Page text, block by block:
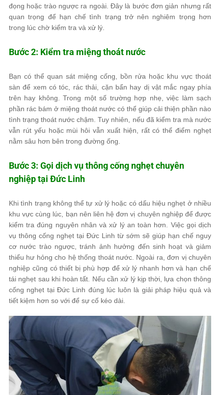
đọng hoặc trào ngược ra ngoài. Đây là bước đơn giản nhưng rất
quan trọng để hạn chế tình trạng trở nên nghiêm trọng hơn
trong lúc chờ kiểm tra và xử lý.
Bước 2: Kiểm tra miệng thoát nước
Bạn có thể quan sát miệng cống, bồn rửa hoặc khu vực thoát
sàn để xem có tóc, rác thải, cặn bẩn hay dị vật mắc ngay phía
trên hay không. Trong một số trường hợp nhẹ, việc làm sạch
phần rác bám ở miệng thoát nước có thể giúp cải thiện phần nào
tình trạng thoát nước chậm. Tuy nhiên, nếu đã kiểm tra mà nước
vẫn rút yếu hoặc mùi hôi vẫn xuất hiện, rất có thể điểm nghẹt
nằm sâu hơn bên trong đường ống.
Bước 3: Gọi dịch vụ thông cống nghẹt chuyên
nghiệp tại Đức Linh
Khi tình trạng không thể tự xử lý hoặc có dấu hiệu nghẹt ở nhiều
khu vực cùng lúc, bạn nên liên hệ đơn vị chuyên nghiệp để được
kiểm tra đúng nguyên nhân và xử lý an toàn hơn. Việc gọi dịch
vụ thông cống nghẹt tại Đức Linh từ sớm sẽ giúp hạn chế nguy
cơ nước trào ngược, tránh ảnh hưởng đến sinh hoạt và giảm
thiểu hư hỏng cho hệ thống thoát nước. Ngoài ra, đơn vị chuyên
nghiệp cũng có thiết bị phù hợp để xử lý nhanh hơn và hạn chế
tái nghẹt sau khi hoàn tất. Nếu cần xử lý kịp thời, lựa chọn thông
cống nghẹt tại Đức Linh đúng lúc luôn là giải pháp hiệu quả và
tiết kiệm hơn so với để sự cố kéo dài.